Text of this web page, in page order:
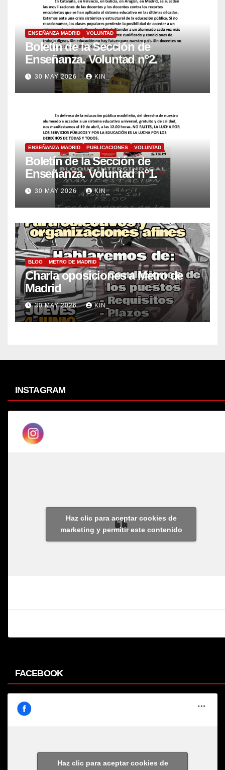
ENSEÑANZA MADRID VOLUNTAD
Boletín de la Sección de
Enseñanza. Voluntad nº2.
30 MAY 2026 KIN_
ENSEÑANZA MADRID PUBLICACIONES VOLUNTAD
Boletín de la Sección de
Enseñanza. Voluntad nº1.
30 MAY 2026 KIN_
BLOG METRO DE MADRID
Charla oposiciones a Metro de
Madrid
30 MAY 2026 KIN_
INSTAGRAM
Haz clic para aceptar cookies de
marketing y permitir este contenido
FACEBOOK
Haz clic para aceptar cookies de